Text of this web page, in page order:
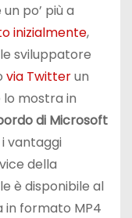
po’ più a
inizialmente,
sviluppatore
via Twitterun
mostra in
di Microsoft
vantaggi
della
è disponibile al
in formato MP4